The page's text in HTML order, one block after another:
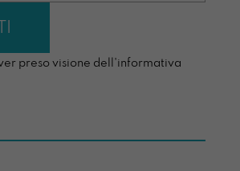
preso visione dell'informativa